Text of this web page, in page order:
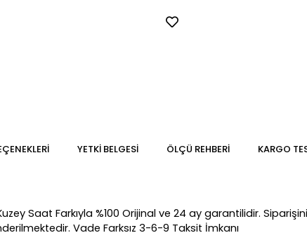
YETKİ BELGESİ ÖLÇÜ REHBERI KARGO
Saat Farkıyla %100 Orijinal ve 24 ay garantilidir.
Vade Farksız 3-6-9 Taksit İmkanı